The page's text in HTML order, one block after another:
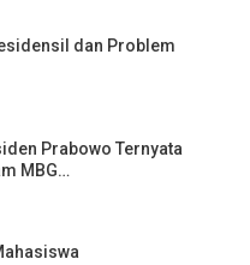
dan Problem
Prabowo Ternyata
MBG…